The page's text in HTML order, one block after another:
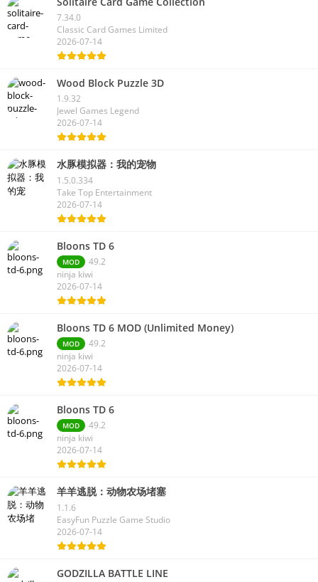
7.34.0
Classic Card Games Limited
2026-07-14
Wood Block Puzzle 3D
1.9.32
Jewel Games Legend
2026-07-14
水豚模拟器：我的宠物
1.5.0.334
Take Top Entertainment
2026-07-14
Bloons TD 6
MOD
49.2
ninja kiwi
2026-07-14
Bloons TD 6 MOD (Unlimited Money)
MOD
49.2
ninja kiwi
2026-07-14
Bloons TD 6
MOD
49.2
ninja kiwi
2026-07-14
羊羊逃脱：动物农场堵塞
1.1.6
EasyFun Puzzle Game Studio
2026-07-14
GODZILLA BATTLE LINE